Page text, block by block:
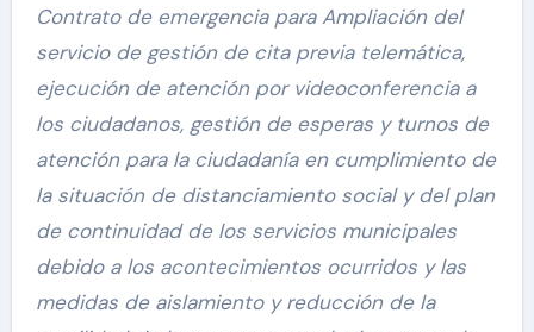
Contrato de emergencia para Ampliación del
servicio de gestión de cita previa telemática,
ejecución de atención por videoconferencia a
los ciudadanos, gestión de esperas y turnos de
atención para la ciudadanía en cumplimiento de
la situación de distanciamiento social y del plan
de continuidad de los servicios municipales
debido a los acontecimientos ocurridos y las
medidas de aislamiento y reducción de la